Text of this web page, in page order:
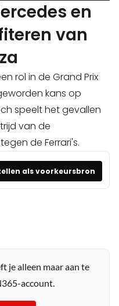
en
van
rol in de Grand Prix
kans op
speelt het gevallen
van de
de Ferrari's.
als voorkeursbron
je alleen maar aan te
account.